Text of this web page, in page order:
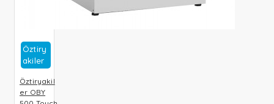
Öztiry
Akiler
Öztiryakil
er OBY